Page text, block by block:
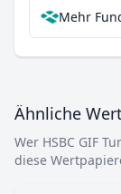
Ähnliche
Wer HSBC GIF
diese